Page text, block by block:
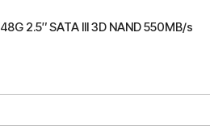
2.5″ SATA III 3D NAND 550MB/s